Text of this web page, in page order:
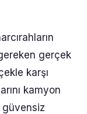
gerçek
karşı
kamyon
güvensiz